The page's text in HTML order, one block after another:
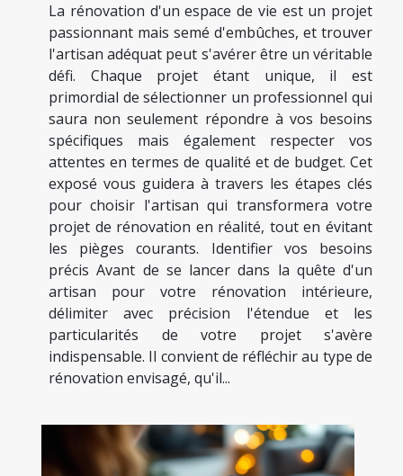
La rénovation d'un espace de vie est un projet
passionnant mais semé d'embûches, et trouver
l'artisan adéquat peut s'avérer être un véritable
défi. Chaque projet étant unique, il est
primordial de sélectionner un professionnel qui
saura non seulement répondre à vos besoins
spécifiques mais également respecter vos
attentes en termes de qualité et de budget. Cet
exposé vous guidera à travers les étapes clés
pour choisir l'artisan qui transformera votre
projet de rénovation en réalité, tout en évitant
les pièges courants. Identifier vos besoins
précis Avant de se lancer dans la quête d'un
artisan pour votre rénovation intérieure,
délimiter avec précision l'étendue et les
particularités de votre projet s'avère
indispensable. Il convient de réfléchir au type de
rénovation envisagé, qu'il...